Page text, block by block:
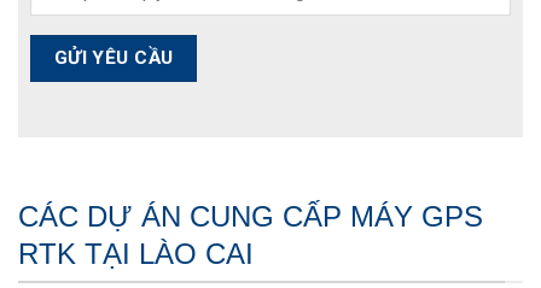
CÁC DỰ ÁN CUNG CẤP MÁY GPS
RTK TẠI LÀO CAI